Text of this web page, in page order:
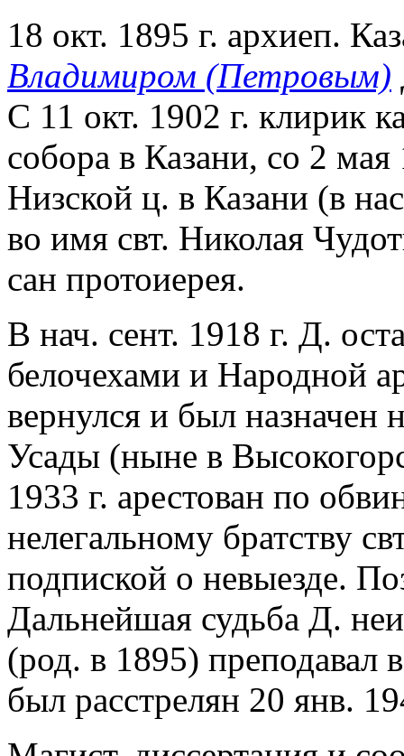
18 окт. 1895 г. архиеп.
Владимиром (Петровым)
С 11 окт. 1902 г. клирик
собора в Казани, со 2
Низской ц. в Казани (в
во имя свт. Николая
сан протоиерея.
В нач. сент. 1918 г. Д.
белочехами и Народной
вернулся и был назначен
Усады (ныне в
1933 г. арестован по
нелегальному братству
подпиской о невыезде.
Дальнейшая судьба Д.
(род. в 1895) преподавал
был расстрелян 20 янв.